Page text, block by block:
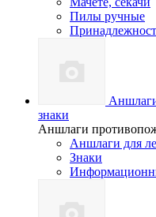
Пилы ручные
знаки
Аншлаги
Аншлаги для
Знаки